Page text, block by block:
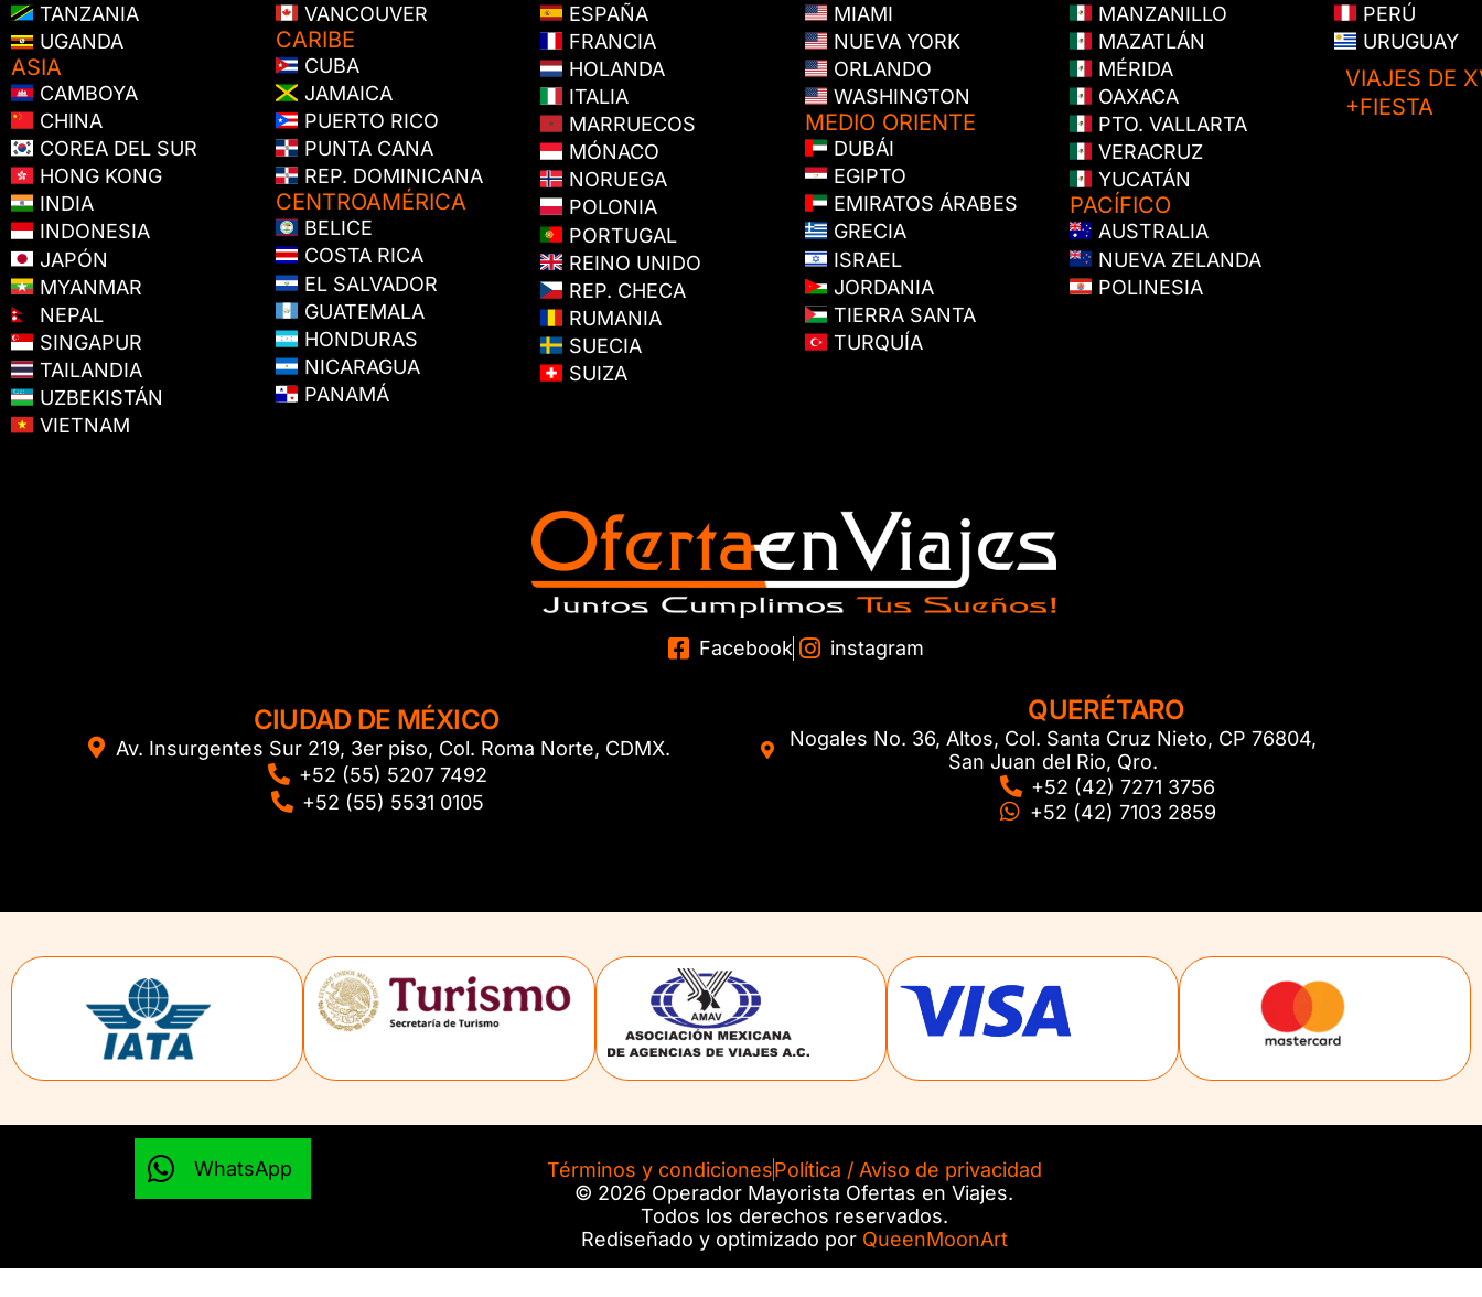
TANZANIA
UGANDA
ASIA
CAMBOYA
CHINA
COREA DEL SUR
HONG KONG
INDIA
INDONESIA
JAPÓN
MYANMAR
NEPAL
SINGAPUR
TAILANDIA
UZBEKISTÁN
VIETNAM
VANCOUVER
CARIBE
CUBA
JAMAICA
PUERTO RICO
PUNTA CANA
REP. DOMINICANA
CENTROAMÉRICA
BELICE
COSTA RICA
EL SALVADOR
GUATEMALA
HONDURAS
NICARAGUA
PANAMÁ
ESPAÑA
FRANCIA
HOLANDA
ITALIA
MARRUECOS
MÓNACO
NORUEGA
POLONIA
PORTUGAL
REINO UNIDO
REP. CHECA
RUMANIA
SUECIA
SUIZA
MIAMI
NUEVA YORK
ORLANDO
WASHINGTON
MEDIO ORIENTE
DUBÁI
EGIPTO
EMIRATOS ÁRABES
GRECIA
ISRAEL
JORDANIA
TIERRA SANTA
TURQUÍA
MANZANILLO
MAZATLÁN
MÉRIDA
OAXACA
PTO. VALLARTA
VERACRUZ
YUCATÁN
PACÍFICO
AUSTRALIA
NUEVA ZELANDA
POLINESIA
PERÚ
URUGUAY
VIAJES DE
+FIESTA
Facebook instagram
CIUDAD DE MÉXICO
Av. Insurgentes Sur 219, 3er piso, Col. Roma Norte, CDMX.
+52 (55) 5207 7492
+52 (55) 5531 0105
QUERÉTARO
Nogales No. 36, Altos, Col. Santa Cruz Nieto, CP 76804,
San Juan del Rio, Qro.
+52 (42) 7271 3756
+52 (42) 7103 2859
Términos y condicionesPolítica / Aviso de privacidad
© 2026 Operador Mayorista Ofertas en Viajes.
Todos los derechos reservados.
Rediseñado y optimizado por QueenMoonArt
WhatsApp